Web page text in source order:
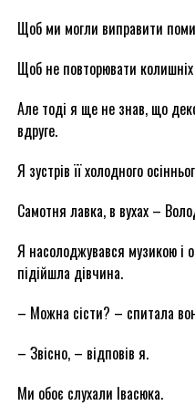
Щоб ми могли виправити
Щоб не повторювати
Але тоді я ще не знав, що
вдруге.
Я зустрів її холодного
Самотня лавка, в вухах –
Я насолоджувався музикою і
підійшла дівчина.
– Можна сісти? – спитала
– Звісно, – відповів я.
Ми обоє слухали Івасюка.